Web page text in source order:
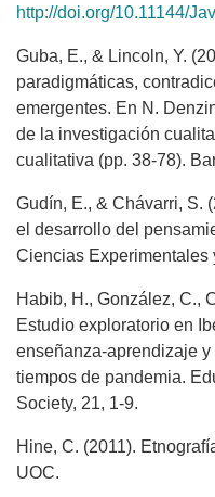
http://doi.org/10.11144/
Guba, E., & Lincoln, Y.
paradigmáticas,
emergentes. En N.
de la investigación
cualitativa (pp. 38-78).
Gudín, E., & Chávarri, S.
el desarrollo del
Ciencias Experimentales
Habib, H., González, C.,
Estudio exploratorio en
enseñanza-aprendizaje
tiempos de pandemia.
Society, 21, 1-9.
Hine, C. (2011).
UOC.